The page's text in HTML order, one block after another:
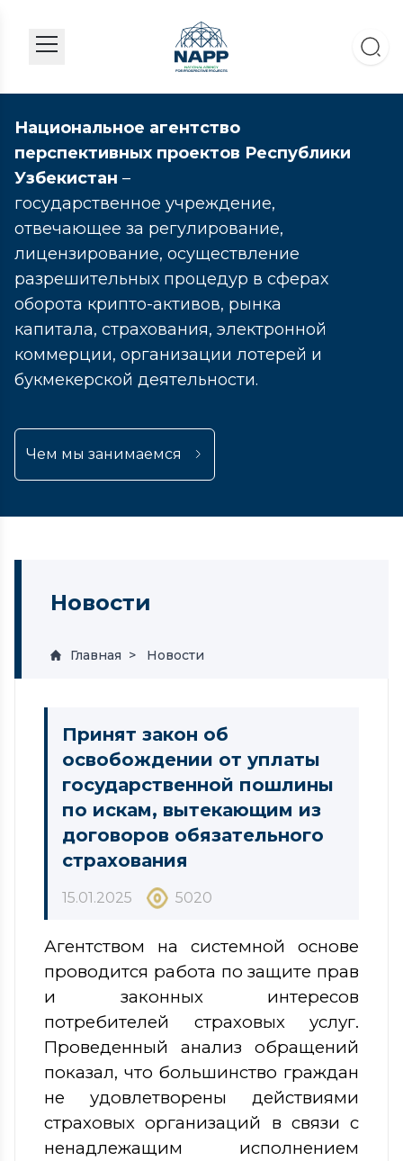
Национальное агентство
перспективных проектов Республики
Узбекистан –
государственное учреждение,
отвечающее за регулирование,
лицензирование, осуществление
разрешительных процедур в сферах
оборота крипто-активов, рынка
капитала, страхования, электронной
коммерции, организации лотерей и
букмекерской деятельности.
Чем мы занимаемся
Новости
Главная Новости
Принят закон об
освобождении от уплаты
государственной пошлины
по искам, вытекающим из
договоров обязательного
страхования
15.01.2025 5020
Агентством на системной основе
проводится работа по защите прав
и законных интересов
потребителей страховых услуг.
Проведенный анализ обращений
показал, что большинство граждан
не удовлетворены действиями
страховых организаций в связи с
ненадлежащим исполнением